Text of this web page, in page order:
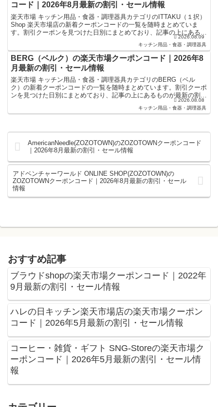
コード｜2026年8月最新の割引・セール情報
楽天市場 キッチン用品・食器・調理器具カテゴリのITTAKU（１択）
Shop 楽天市場店の新着クーポンコードの一覧を随時まとめていま
す。割引クーポンを見つけた日別にまとめており、記事の上にあるも
2026.08.09
キッチン用品・食器・調理器具
BERG（ベルク）の楽天市場クーポンコード｜2026年8
月最新の割引・セール情報
楽天市場 キッチン用品・食器・調理器具カテゴリのBERG（ベル
ク）の新着クーポンコードの一覧を随時まとめています。割引クーポ
ンを見つけた日別にまとめており、記事の上にあるものが最新の割引
クーポンになります。楽天スーパーセールやお買い物マラソ...2026.08.08
キッチン用品・食器・調理器具
AmericanNeedle(ZOZOTOWN)のZOZOTOWNクーポンコード
｜2026年8月最新の割引・セール情報
アドベンチャーワールド ONLINE SHOP(ZOZOTOWN)の
ZOZOTOWNクーポンコード｜2026年8月最新の割引・セール
情報
おすすめ記事
ブラウドshopの楽天市場クーポンコード｜2022年
9月最新の割引・セール情報
ハレの日キッチン楽天市場店の楽天市場クーポン
コード｜2026年5月最新の割引・セール情報
コーヒー・雑貨・ギフト SNG-Storeの楽天市場ク
ーポンコード｜2026年5月最新の割引・セール情
報